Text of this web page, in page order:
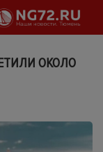
ОКОЛО